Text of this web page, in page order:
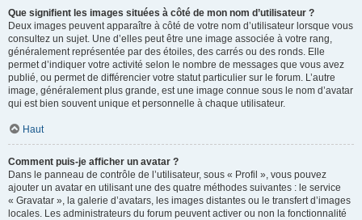
Que signifient les images situées à côté de mon nom d’utilisateur ?
Deux images peuvent apparaître à côté de votre nom d’utilisateur lorsque vous
consultez un sujet. Une d’elles peut être une image associée à votre rang,
généralement représentée par des étoiles, des carrés ou des ronds. Elle
permet d’indiquer votre activité selon le nombre de messages que vous avez
publié, ou permet de différencier votre statut particulier sur le forum. L’autre
image, généralement plus grande, est une image connue sous le nom d’avatar
qui est bien souvent unique et personnelle à chaque utilisateur.
Haut
Comment puis-je afficher un avatar ?
Dans le panneau de contrôle de l’utilisateur, sous « Profil », vous pouvez
ajouter un avatar en utilisant une des quatre méthodes suivantes : le service
« Gravatar », la galerie d’avatars, les images distantes ou le transfert d’images
locales. Les administrateurs du forum peuvent activer ou non la fonctionnalité